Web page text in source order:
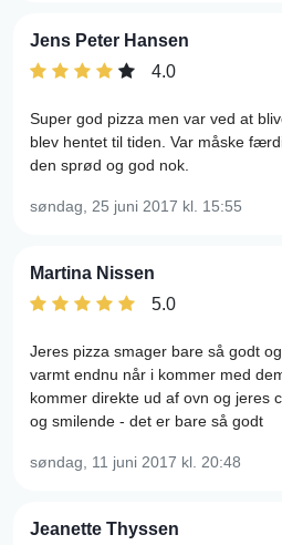
Jens Peter Hansen
4.0
Super god pizza men var ved at
blev hentet til tiden. Var måske
den sprød og god nok.
søndag, 25 juni 2017 kl. 15:55
Martina Nissen
5.0
Jeres pizza smager bare så godt
varmt endnu når i kommer med
kommer direkte ud af ovn og jeres
og smilende - det er bare så godt
søndag, 11 juni 2017 kl. 20:48
Jeanette Thyssen